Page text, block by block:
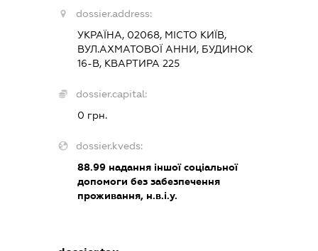
dossier.address:
УКРАЇНА, 02068, МІСТО КИЇВ,
ВУЛ.АХМАТОВОЇ АННИ, БУДИНОК
16-В, КВАРТИРА 225
dossier.capital:
0 грн.
dossier.kveds:
88.99 надання іншої соціальної
допомоги без забезпечення
проживання, н.в.і.у.